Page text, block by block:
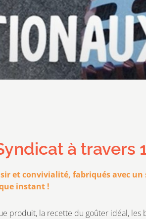
à travers
et convivialité, fabriqués avec
instant !
produit, la recette du goûter idéal,